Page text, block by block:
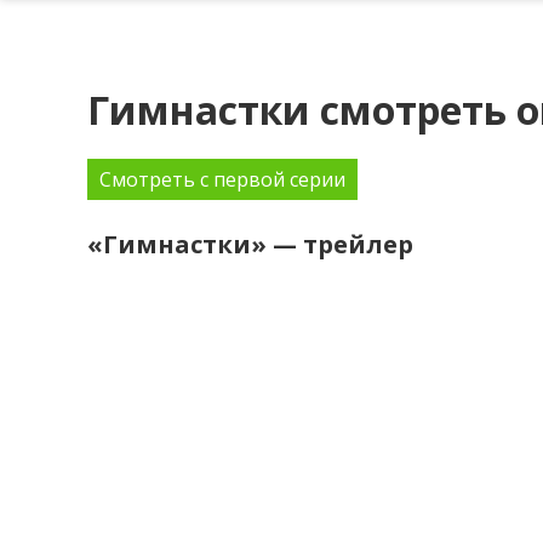
Гимнастки смотреть
Смотреть с первой серии
«Гимнастки» — трейлер